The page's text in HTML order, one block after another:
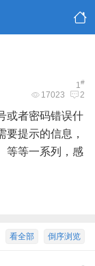
1#
17023 2
或者密码错误什
提示的信息，
等等一系列，感
倒序浏览
看全部